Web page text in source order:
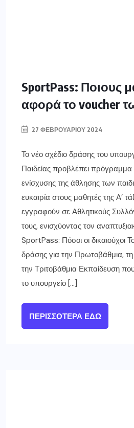
SportPass: Ποιους
αφορά το voucher
27 ΦΕΒΡΟΥΑΡΊΟΥ 2024
Το νέο σχέδιο δράσης του
Παιδείας προβλέπει πρόγραμμα
ενίσχυσης της άθλησης των
ευκαιρία στους μαθητές της Α’
εγγραφούν σε Αθλητικούς
τους, ενισχύοντας τον
SportPass: Πόσοι οι δικαιούχοι
δράσης για την Πρωτοβάθμια,
την Τριτοβάθμια Εκπαίδευση
το υπουργείο […]
ΠΕΡΙΣΣΌΤΕΡΑ ΕΔΏ